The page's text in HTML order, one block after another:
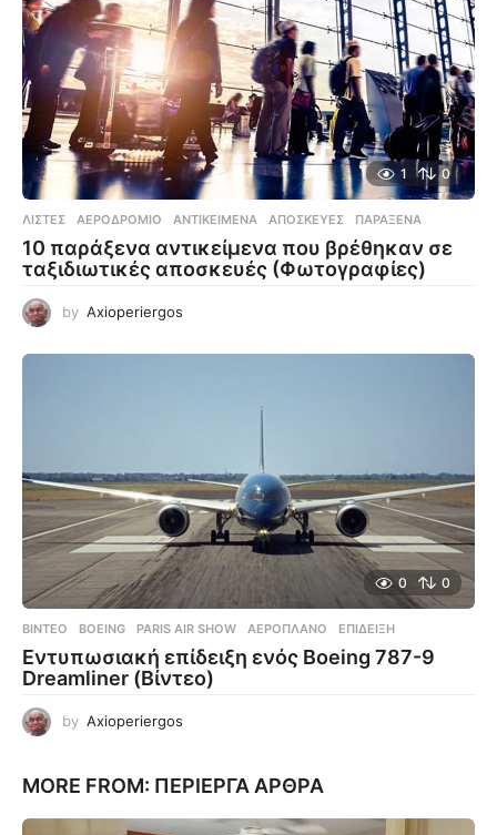
1 0
ΛΊΣΤΕΣ ΑΕΡΟΔΡΌΜΙΟ ,ΑΝΤΙΚΕΊΜΕΝΑ ,ΑΠΟΣΚΕΥΈΣ ,ΠΑΡΆΞΕΝΑ
10 παράξενα αντικείμενα που βρέθηκαν σε
ταξιδιωτικές αποσκευές (Φωτογραφίες)
by Axioperiergos
0 0
ΒΊΝΤΕΟ BOEING ,PARIS AIR SHOW ,ΑΕΡΟΠΛΆΝΟ ,ΕΠΊΔΕΙΞΗ
Εντυπωσιακή επίδειξη ενός Boeing 787-9
Dreamliner (Βίντεο)
by Axioperiergos
MORE FROM: ΠΕΡΊΕΡΓΑ ΆΡΘΡΑ